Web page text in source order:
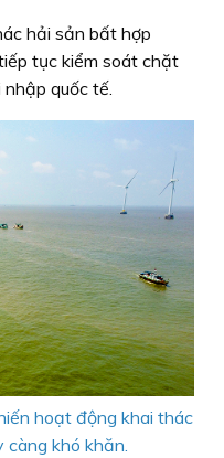
hải sản bất hợp
tục kiểm soát chặt
quốc tế.
hoạt động khai thác
càng khó khăn.